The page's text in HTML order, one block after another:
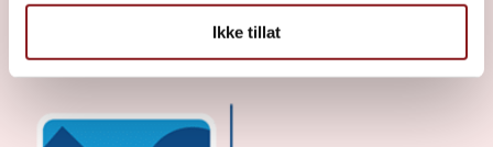
Ikke tillat
facebook_link